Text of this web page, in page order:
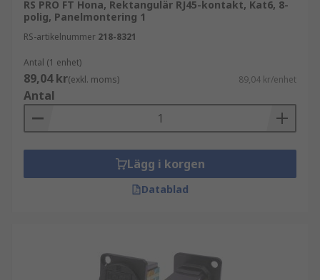
RS PRO FT Hona, Rektangulär RJ45-kontakt, Kat6, 8-
polig, Panelmontering 1
RS-artikelnummer 218-8321
Antal (1 enhet)
89,04 kr(exkl. moms) 89,04 kr/enhet
Antal
Lägg i korgen
Datablad